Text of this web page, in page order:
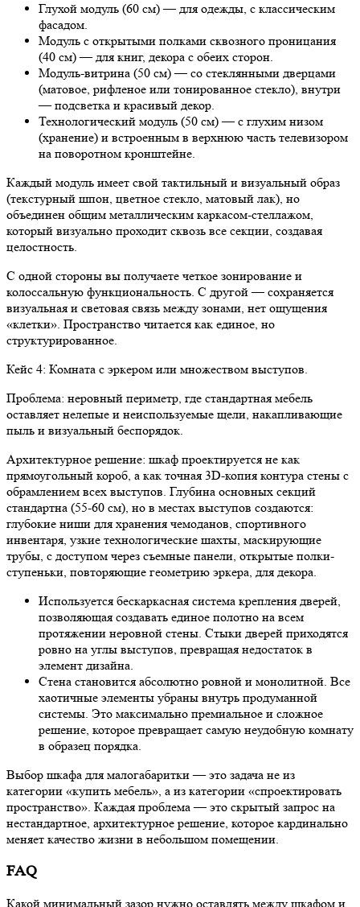
Глухой модуль (60 см) — для одежды, с классическим
фасадом.
Модуль с открытыми полками сквозного проницания
(40 см) — для книг, декора с обеих сторон.
Модуль-витрина (50 см) — со стеклянными дверцами
(матовое, рифленое или тонированное стекло), внутри
— подсветка и красивый декор.
Технологический модуль (50 см) — с глухим низом
(хранение) и встроенным в верхнюю часть телевизором
на поворотном кронштейне.
Каждый модуль имеет свой тактильный и визуальный образ
(текстурный шпон, цветное стекло, матовый лак), но
объединен общим металлическим каркасом-стеллажом,
который визуально проходит сквозь все секции, создавая
целостность.
С одной стороны вы получаете четкое зонирование и
колоссальную функциональность. С другой — сохраняется
визуальная и световая связь между зонами, нет ощущения
«клетки». Пространство читается как единое, но
структурированное.
Кейс 4: Комната с эркером или множеством выступов.
Проблема: неровный периметр, где стандартная мебель
оставляет нелепые и неиспользуемые щели, накапливающие
пыль и визуальный беспорядок.
Архитектурное решение: шкаф проектируется не как
прямоугольный короб, а как точная 3D-копия контура стены с
обрамлением всех выступов. Глубина основных секций
стандартна (55-60 см), но в местах выступов создаются:
глубокие ниши для хранения чемоданов, спортивного
инвентаря, узкие технологические шахты, маскирующие
трубы, с доступом через съемные панели, открытые полки-
ступеньки, повторяющие геометрию эркера, для декора.
Используется бескаркасная система крепления дверей,
позволяющая создавать единое полотно на всем
протяжении неровной стены. Стыки дверей приходятся
ровно на углы выступов, превращая недостаток в
элемент дизайна.
Стена становится абсолютно ровной и монолитной. Все
хаотичные элементы убраны внутрь продуманной
системы. Это максимально премиальное и сложное
решение, которое превращает самую неудобную комнату
в образец порядка.
Выбор шкафа для малогабаритки — это задача не из
категории «купить мебель», а из категории «спроектировать
пространство». Каждая проблема — это скрытый запрос на
нестандартное, архитектурное решение, которое кардинально
меняет качество жизни в небольшом помещении.
FAQ
Какой минимальный зазор нужно оставлять между шкафом и